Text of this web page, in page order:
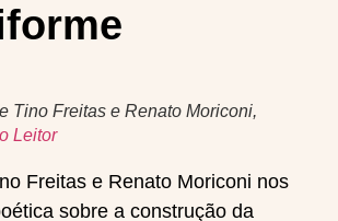
Tino Freitas e Renato Moriconi,
Leitor
Freitas e Renato Moriconi nos
sobre a construção da